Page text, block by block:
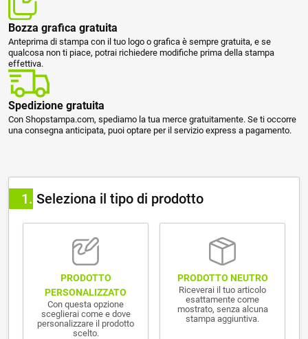
Bozza grafica gratuita
Anteprima di stampa con il tuo logo o grafica è sempre gratuita, e se
qualcosa non ti piace, potrai richiedere modifiche prima della stampa
effettiva.
Spedizione gratuita
Con Shopstampa.com, spediamo la tua merce gratuitamente. Se ti occorre
una consegna anticipata, puoi optare per il servizio express a pagamento.
1 Seleziona il tipo di prodotto
PRODOTTO
PERSONALIZZATO
Con questa opzione
sceglierai come e dove
personalizzare il prodotto
scelto.
PRODOTTO NEUTRO
Riceverai il tuo articolo
esattamente come
mostrato, senza alcuna
stampa aggiuntiva.